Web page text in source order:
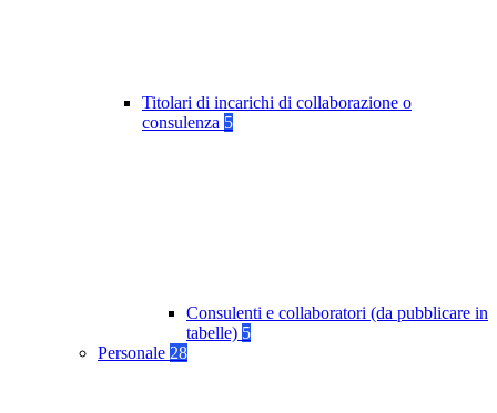
Titolari di incarichi di collaborazione o
consulenza 5
Consulenti e collaboratori (da pubblicare in
tabelle) 5
Personale 28